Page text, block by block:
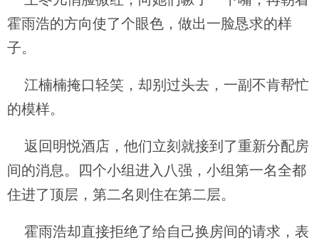
霍雨浩的方向使了个眼色，做出一脸恳求的样
子。
江楠楠掩口轻笑，却别过头去，一副不肯帮忙
的模样。
返回明悦酒店，他们立刻就接到了重新分配房
间的消息。四个小组进入八强，小组第一名全都
住进了顶层，第二名则住在第二层。
霍雨浩却直接拒绝了给自己换房间的请求，表